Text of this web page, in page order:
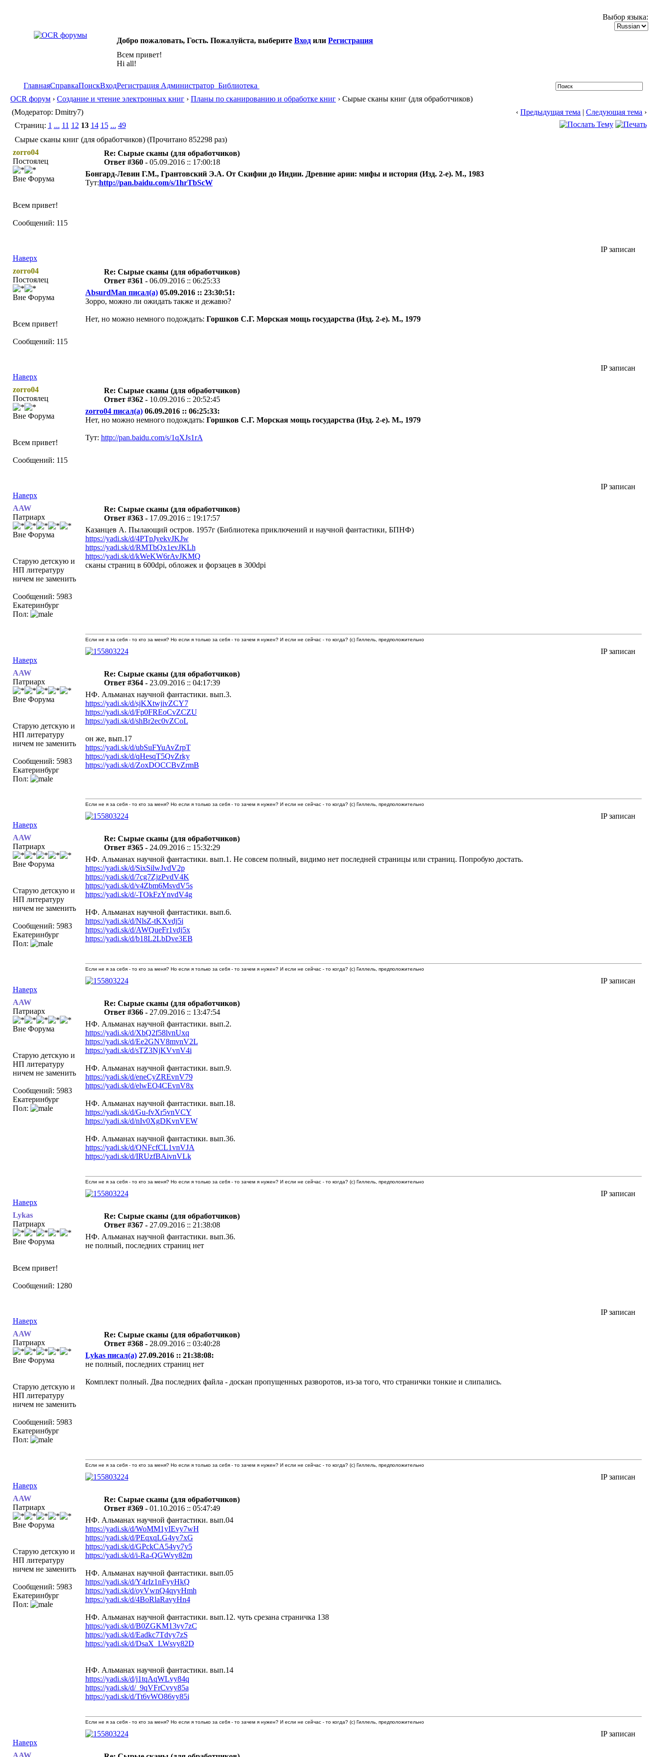
Выбор языка:
Добро пожаловать, Гость. Пожалуйста, выберите Вход или Регистрация
Всем привет!
Hi all!
ГлавнаяСправкаПоискВходРегистрация Администратор Библиотека
OCR форум › Создание и чтение электронных книг › Планы по сканированию и обработке книг › Сырые сканы книг (для обработчиков)
(Модератор: Dmitry7)
‹Предыдущая тема |Следующая тема ›
Страниц: 1 ... 11 12 13 14 15 ... 49
Сырые сканы книг (для обработчиков) (Прочитано 852298 раз)
zorro04
Постоялец
Вне Форума
Всем привет!
Сообщений: 115
Re: Сырые сканы (для обработчиков)
Ответ #360 - 05.09.2016 :: 17:00:18
Бонгард-Левин Г.М., Грантовский Э.А. От Скифии до Индии. Древние арии: мифы и история (Изд. 2-е). М., 1983
Тут:http://pan.baidu.com/s/1hrTbScW
Наверх
IP записан
zorro04
Постоялец
Вне Форума
Всем привет!
Сообщений: 115
Re: Сырые сканы (для обработчиков)
Ответ #361 - 06.09.2016 :: 06:25:33
AbsurdMan писал(а)05.09.2016 :: 23:30:51:
Зорро, можно ли ожидать также и дежавю?
Нет, но можно немного подождать: Горшков С.Г. Морская мощь государства (Изд. 2-е). М., 1979
Наверх
IP записан
zorro04
Постоялец
Вне Форума
Всем привет!
Сообщений: 115
Re: Сырые сканы (для обработчиков)
Ответ #362 - 10.09.2016 :: 20:52:45
zorro04 писал(а)06.09.2016 :: 06:25:33:
Нет, но можно немного подождать: Горшков С.Г. Морская мощь государства (Изд. 2-е). М., 1979
Тут: http://pan.baidu.com/s/1qXJs1rA
Наверх
IP записан
AAW
Патриарх
Вне Форума
Старую детскую и
НП литературу
ничем не заменить
Сообщений: 5983
Екатеринбург
Пол:
Re: Сырые сканы (для обработчиков)
Ответ #363 - 17.09.2016 :: 19:17:57
Казанцев А. Пылающий остров. 1957г (Библиотека приключений и научной фантастики, БПНФ)
https://yadi.sk/d/4PTpJyekvJKJw
https://yadi.sk/d/RMTbQx1evJKLh
https://yadi.sk/d/kWeKW6rAvJKMQ
сканы страниц в 600dpi, обложек и форзацев в 300dpi
Наверх
Если не я за себя - то кто за меня? Но если я только за себя - то зачем я нужен? И если не сейчас - то когда? (с) Гиллель, предположительно
IP записан
AAW
Патриарх
Вне Форума
Старую детскую и
НП литературу
ничем не заменить
Сообщений: 5983
Екатеринбург
Пол:
Re: Сырые сканы (для обработчиков)
Ответ #364 - 23.09.2016 :: 04:17:39
НФ. Альманах научной фантастики. вып.3.
https://yadi.sk/d/sjKXtwjivZCY7
https://yadi.sk/d/Fp0FREoCvZCZU
https://yadi.sk/d/shBr2ec0vZCoL
он же, вып.17
https://yadi.sk/d/ubSuFYuAvZrpT
https://yadi.sk/d/qHesqT5QvZrky
https://yadi.sk/d/ZoxDOCCBvZrmB
Наверх
Если не я за себя - то кто за меня? Но если я только за себя - то зачем я нужен? И если не сейчас - то когда? (с) Гиллель, предположительно
IP записан
AAW
Патриарх
Вне Форума
Старую детскую и
НП литературу
ничем не заменить
Сообщений: 5983
Екатеринбург
Пол:
Re: Сырые сканы (для обработчиков)
Ответ #365 - 24.09.2016 :: 15:32:29
НФ. Альманах научной фантастики. вып.1. Не совсем полный, видимо нет последней страницы или страниц. Попробую достать.
https://yadi.sk/d/SixSilwJvdV2p
https://yadi.sk/d/7cg7ZjzPvdV4K
https://yadi.sk/d/v4Zbm6MsvdV5s
https://yadi.sk/d/-TOkFzYnvdV4g
НФ. Альманах научной фантастики. вып.6.
https://yadi.sk/d/NlsZ-tKXvdj5i
https://yadi.sk/d/AWQueFr1vdj5x
https://yadi.sk/d/b18L2LbDve3EB
Наверх
Если не я за себя - то кто за меня? Но если я только за себя - то зачем я нужен? И если не сейчас - то когда? (с) Гиллель, предположительно
IP записан
AAW
Патриарх
Вне Форума
Старую детскую и
НП литературу
ничем не заменить
Сообщений: 5983
Екатеринбург
Пол:
Re: Сырые сканы (для обработчиков)
Ответ #366 - 27.09.2016 :: 13:47:54
НФ. Альманах научной фантастики. вып.2.
https://yadi.sk/d/XbQ2f58lvnUxq
https://yadi.sk/d/Ee2GNV8mvnV2L
https://yadi.sk/d/sTZ3NjKVvnV4i
НФ. Альманах научной фантастики. вып.9.
https://yadi.sk/d/eneCyZREvnV79
https://yadi.sk/d/elwEO4CEvnV8x
НФ. Альманах научной фантастики. вып.18.
https://yadi.sk/d/Gu-fvXr5vnVCY
https://yadi.sk/d/nIv0XgDKvnVEW
НФ. Альманах научной фантастики. вып.36.
https://yadi.sk/d/QNFcfCL1vnVJA
https://yadi.sk/d/IRUzfBAivnVLk
Наверх
Если не я за себя - то кто за меня? Но если я только за себя - то зачем я нужен? И если не сейчас - то когда? (с) Гиллель, предположительно
IP записан
Lykas
Патриарх
Вне Форума
Всем привет!
Сообщений: 1280
Re: Сырые сканы (для обработчиков)
Ответ #367 - 27.09.2016 :: 21:38:08
НФ. Альманах научной фантастики. вып.36.
не полный, последних страниц нет
Наверх
IP записан
AAW
Патриарх
Вне Форума
Старую детскую и
НП литературу
ничем не заменить
Сообщений: 5983
Екатеринбург
Пол:
Re: Сырые сканы (для обработчиков)
Ответ #368 - 28.09.2016 :: 03:40:28
Lykas писал(а)27.09.2016 :: 21:38:08:
не полный, последних страниц нет
Комплект полный. Два последних файла - доскан пропущенных разворотов, из-за того, что странички тонкие и слипались.
Наверх
Если не я за себя - то кто за меня? Но если я только за себя - то зачем я нужен? И если не сейчас - то когда? (с) Гиллель, предположительно
IP записан
AAW
Патриарх
Вне Форума
Старую детскую и
НП литературу
ничем не заменить
Сообщений: 5983
Екатеринбург
Пол:
Re: Сырые сканы (для обработчиков)
Ответ #369 - 01.10.2016 :: 05:47:49
НФ. Альманах научной фантастики. вып.04
https://yadi.sk/d/WoMM1yIEvy7wH
https://yadi.sk/d/PEqxqLG4vy7xG
https://yadi.sk/d/GPckCA54vy7y5
https://yadi.sk/d/i-Ra-QGWvy82m
НФ. Альманах научной фантастики. вып.05
https://yadi.sk/d/Y4rIz1nFvyHkQ
https://yadi.sk/d/oyVwnQ4qvyHmh
https://yadi.sk/d/4BoRlaRavyHn4
НФ. Альманах научной фантастики. вып.12. чуть срезана страничка 138
https://yadi.sk/d/B0ZGKM13vy7zC
https://yadi.sk/d/Eadkc7Tdvy7zS
https://yadi.sk/d/DsaX_LWsvy82D
НФ. Альманах научной фантастики. вып.14
https://yadi.sk/d/j1tqAqWLvy84q
https://yadi.sk/d/_9qVFrCvvy85a
https://yadi.sk/d/Tt6vWO86vy85i
Наверх
Если не я за себя - то кто за меня? Но если я только за себя - то зачем я нужен? И если не сейчас - то когда? (с) Гиллель, предположительно
IP записан
AAW